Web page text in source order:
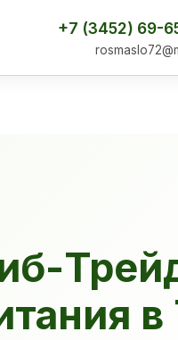
+7 (3452) 69-